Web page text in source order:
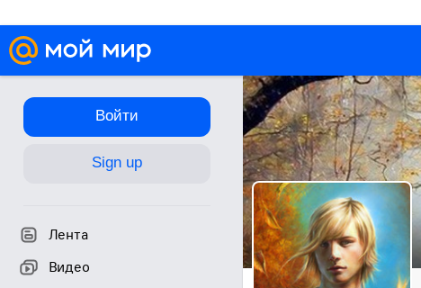
Войти
Sign up
Лента
Видео